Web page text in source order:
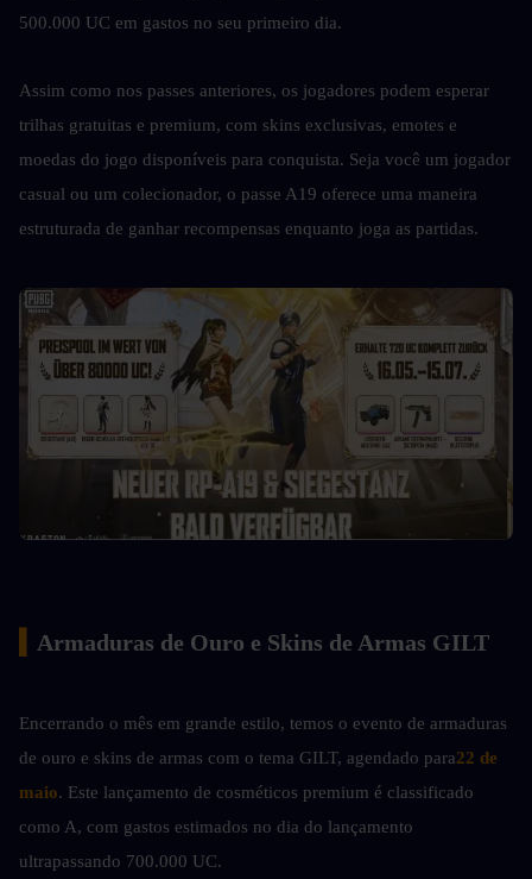
500.000 UC em gastos no seu primeiro dia.
Assim como nos passes anteriores, os jogadores podem esperar
trilhas gratuitas e premium, com skins exclusivas, emotes e
moedas do jogo disponíveis para conquista. Seja você um jogador
casual ou um colecionador, o passe A19 oferece uma maneira
estruturada de ganhar recompensas enquanto joga as partidas.
Armaduras de Ouro e Skins de Armas GILT
Encerrando o mês em grande estilo, temos o evento de armaduras
de ouro e skins de armas com o tema GILT, agendado para22 de
maio. Este lançamento de cosméticos premium é classificado
como A, com gastos estimados no dia do lançamento
ultrapassando 700.000 UC.